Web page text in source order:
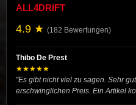
ALL4DRIFT
4.9 ★ (182 Bewertungen)
Thibo De Prest
★★★★★
"Es gibt nicht viel zu sagen. Sehr
erschwinglichen Preis. Ein Artikel